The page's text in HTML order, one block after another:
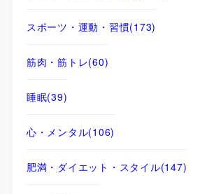
スポーツ・運動・習慣(173)
筋肉・筋トレ(60)
睡眠(39)
心・メンタル(106)
肥満・ダイエット・スタイル(147)